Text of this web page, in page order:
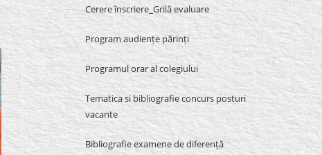
Cerere înscriere_Grilă evaluare
Program audiențe părinți
Programul orar al colegiului
Tematica si bibliografie concurs posturi
vacante
Bibliografie examene de diferență